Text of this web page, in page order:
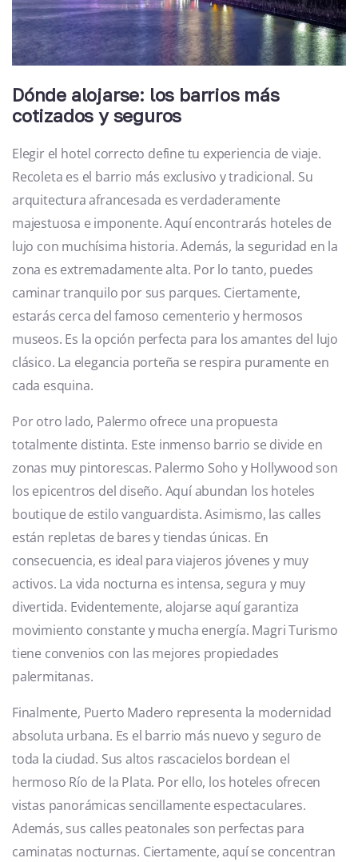
Dónde alojarse: los barrios más
cotizados y seguros
Elegir el hotel correcto define tu experiencia de viaje.
Recoleta es el barrio más exclusivo y tradicional. Su
arquitectura afrancesada es verdaderamente
majestuosa e imponente. Aquí encontrarás hoteles de
lujo con muchísima historia. Además, la seguridad en la
zona es extremadamente alta. Por lo tanto, puedes
caminar tranquilo por sus parques. Ciertamente,
estarás cerca del famoso cementerio y hermosos
museos. Es la opción perfecta para los amantes del lujo
clásico. La elegancia porteña se respira puramente en
cada esquina.
Por otro lado, Palermo ofrece una propuesta
totalmente distinta. Este inmenso barrio se divide en
zonas muy pintorescas. Palermo Soho y Hollywood son
los epicentros del diseño. Aquí abundan los hoteles
boutique de estilo vanguardista. Asimismo, las calles
están repletas de bares y tiendas únicas. En
consecuencia, es ideal para viajeros jóvenes y muy
activos. La vida nocturna es intensa, segura y muy
divertida. Evidentemente, alojarse aquí garantiza
movimiento constante y mucha energía. Magri Turismo
tiene convenios con las mejores propiedades
palermitanas.
Finalmente, Puerto Madero representa la modernidad
absoluta urbana. Es el barrio más nuevo y seguro de
toda la ciudad. Sus altos rascacielos bordean el
hermoso Río de la Plata. Por ello, los hoteles ofrecen
vistas panorámicas sencillamente espectaculares.
Además, sus calles peatonales son perfectas para
caminatas nocturnas. Ciertamente, aquí se concentran